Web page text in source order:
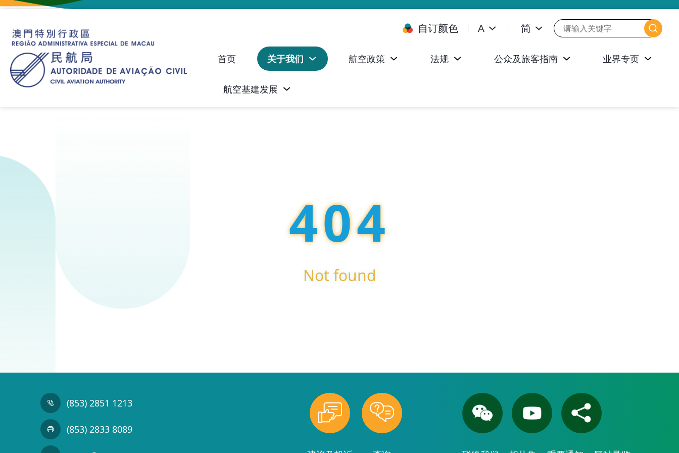
自订颜色 A 简
首页 关于我们 航空政策 法规 公众及旅客指南 业界专页
航空基建发展
404
Not found
(853) 2851 1213
(853) 2833 8089